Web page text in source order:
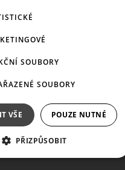
SOUBORY
SOUBORY
VŠE POUZE NUTNÉ
PŘIZPŮSOBIT